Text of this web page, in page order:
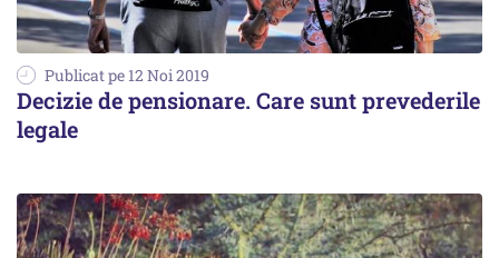
Publicat pe 12 Noi 2019
Decizie de pensionare. Care sunt prevederile
legale